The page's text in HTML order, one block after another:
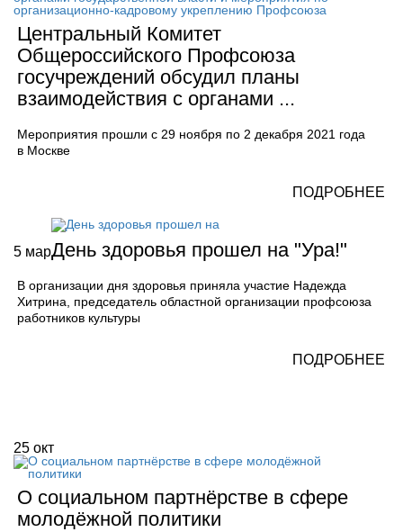
Центральный Комитет
Общероссийского Профсоюза
госучреждений обсудил планы
взаимодействия с органами ...
Мероприятия прошли с 29 ноября по 2 декабря 2021 года
в Москве
ПОДРОБНЕЕ
5 марДень здоровья прошел на "Ура!"
В организации дня здоровья приняла участие Надежда
Хитрина, председатель областной организации профсоюза
работников культуры
ПОДРОБНЕЕ
25 окт
О социальном партнёрстве в сфере
молодёжной политики